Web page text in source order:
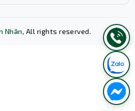
hóc.
tạo điều kiện linh hoạt cho việc
2.0. Điều này đồng nghĩa với
thích ngược với chuẩn HDMI
linh hoạt và tiện lợi hơn trong
Nhân, All rights reserved.